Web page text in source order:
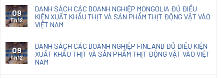
09
Th12
DANH SÁCH CÁC DOANH NGHIỆP MONGOLIA ĐỦ ĐIỀU
KIỆN XUẤT KHẨU THỊT VÀ SẢN PHẨM THỊT ĐỘNG VẬT VÀO
VIỆT NAM
09
Th12
DANH SÁCH CÁC DOANH NGHIỆP FINLAND ĐỦ ĐIỀU KIỆN
XUẤT KHẨU THỊT VÀ SẢN PHẨM THỊT ĐỘNG VẬT VÀO VIỆT
NAM